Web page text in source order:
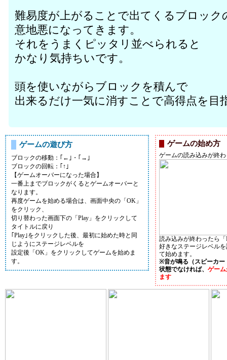
難易度が上がることで出てくるブロック
意地悪になってきます。
それをうまくピッタリ並べられると
かなり気持ちいです。
頭を使いながらブロックを積んで
出来るだけ一気に消すことで高得点を目
ゲームの遊び方
ブロックの移動：｢←｣・｢→｣
ブロックの回転：｢↑｣
【ゲームオーバーになった場合】
一番上までブロックがくるとゲームオーバーと
なります。
再度ゲームを始める場合は、画面中央の「OK」
をクリック、
切り替わった画面下の「Play」をクリックして
タイトルに戻り
｢Play｣をクリックした後、最初に始めた時と同
じようにステージレベルを
設定後「OK」をクリックしてゲームを始めま
す。
ゲームの始め方
ゲームの読み込みが終
読み込みが終わったら
好きなステージレベル
て始めます。
※音が鳴る（スピーカー
状態でなければ、 ゲー
ます